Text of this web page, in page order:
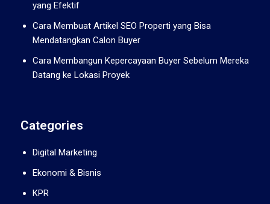
yang Efektif
Cara Membuat Artikel SEO Properti yang Bisa
Mendatangkan Calon Buyer
Cara Membangun Kepercayaan Buyer Sebelum Mereka
Datang ke Lokasi Proyek
Categories
Digital Marketing
Ekonomi & Bisnis
KPR